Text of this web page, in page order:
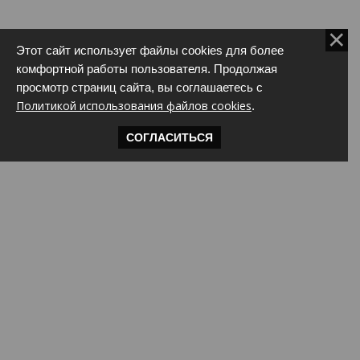
Этот сайт использует файлы cookies для более
комфортной работы пользователя. Продолжая
просмотр страниц сайта, вы соглашаетесь с
Политикой использования файлов cookies.
СОГЛАСИТЬСЯ